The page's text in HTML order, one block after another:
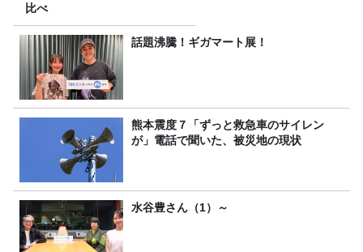
比べ
話題沸騰！ギガマート展！
熊本震度７「ずっと救急車のサイレン
が」電話で聞いた、被災地の現状
水谷豊さん（1）～